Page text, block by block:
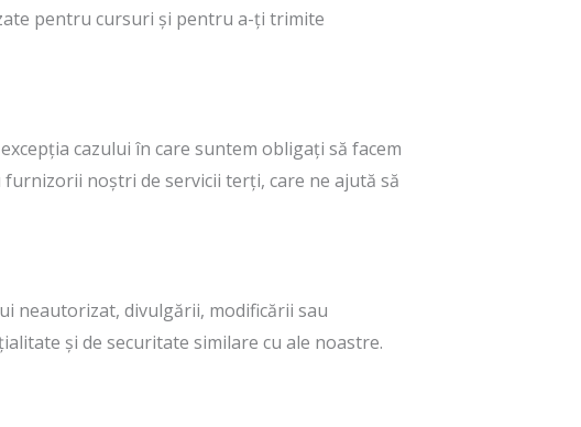
pentru cursuri și pentru a-ți trimite
cazului în care suntem obligați să facem
noștri de servicii terți, care ne ajută să
neautorizat, divulgării, modificării sau
și de securitate similare cu ale noastre.